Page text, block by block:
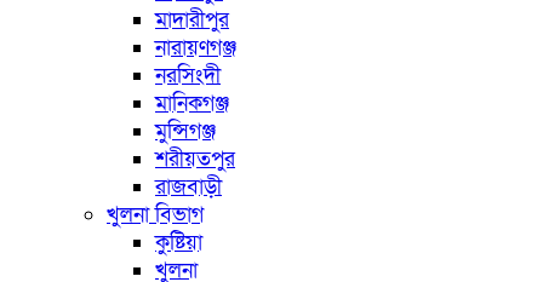
মাদারীপুর
নারায়ণগঞ্জ
নরসিংদী
মানিকগঞ্জ
মুন্সিগঞ্জ
শরীয়তপুর
রাজবাড়ী
খুলনা বিভাগ
কুষ্টিয়া
খুলনা